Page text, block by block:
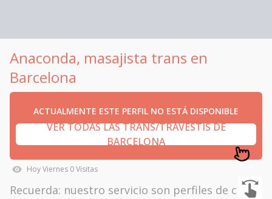
Anaconda, masajista trans en
Barcelona
ACTUALMENTE ESTE PERFIL NO ESTÁ DISPONIBLE
VER TODAS LAS TRANS/TRAVESTIS DE
BARCELONA
HoyViernes 0Visitas
Recuerda: nuestro servicio son perfiles de citas